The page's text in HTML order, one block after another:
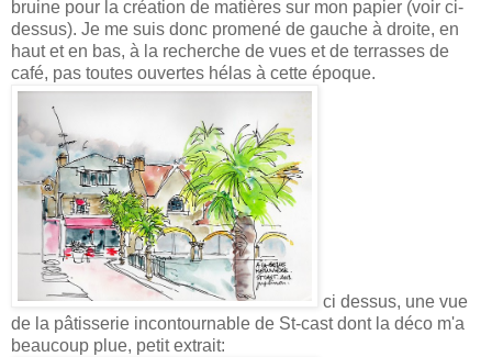
bruine pour la création de matières sur mon papier (voir ci-
dessus). Je me suis donc promené de gauche à droite, en
haut et en bas, à la recherche de vues et de terrasses de
café, pas toutes ouvertes hélas à cette époque.
ci dessus, une vue
de la pâtisserie incontournable de St-cast dont la déco m'a
beaucoup plue, petit extrait: